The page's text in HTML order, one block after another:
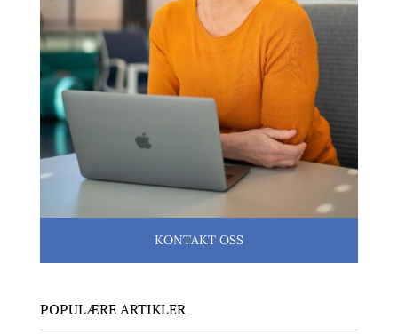
KONTAKT OSS
POPULÆRE ARTIKLER